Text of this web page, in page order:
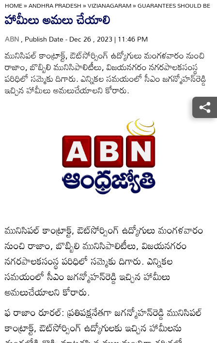
HOME»ANDHRA PRADESH»VIZIANAGARAM»GUARANTEES SHOULD BE
హామీలు అమలు చేయాలి
ABN, Publish Date - Dec 26 , 2023 | 11:46 PM
మునిసిపల్‌ కాంట్రాక్ట్‌, ఔట్‌సోర్సింగ్‌ ఉద్యోగులు మంగళవారం నుంచి
రాజాం, బొబ్బిలి మునిసిపాలిటీలు, విజయనగరం నగరపాలకసంస్థ
పరిధిలో సమ్మెకు దిగారు. ఎన్నికల సమయంలో సీఎం జగన్మోహన్‌రెడ్డి
ఇచ్చిన హామీలు అమలుచేయాలని కోరారు.
మునిసిపల్‌ కాంట్రాక్ట్‌, ఔట్‌సోర్సింగ్‌ ఉద్యోగులు మంగళవారం
నుంచి రాజాం, బొబ్బిలి మునిసిపాలిటీలు, విజయనగరం
నగరపాలకసంస్థ పరిధిలో సమ్మెకు దిగారు. ఎన్నికల
సమయంలో సీఎం జగన్మోహన్‌రెడ్డి ఇచ్చిన హామీలు
అమలుచేయాలని కోరారు.
ఫ రాజాం రూరల్‌: ప్రతిపక్షనేతగా జగన్మోహన్‌రెడ్డి మునిసిపల్‌
కాంట్రాక్ట్‌, ఔట్‌సోర్సింగ్‌ ఉద్యోగులకు ఇచ్చిన హామీలను